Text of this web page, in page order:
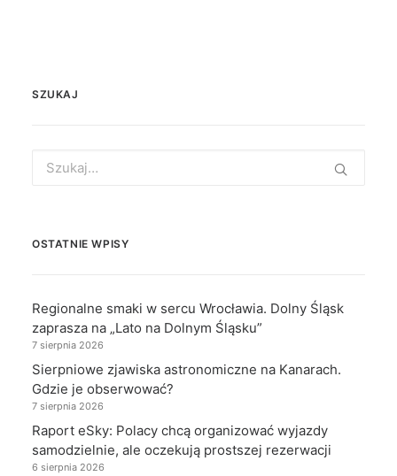
SZUKAJ
for:
OSTATNIE WPISY
Regionalne smaki w sercu Wrocławia. Dolny Śląsk
zaprasza na „Lato na Dolnym Śląsku”
7 sierpnia 2026
Sierpniowe zjawiska astronomiczne na Kanarach.
Gdzie je obserwować?
7 sierpnia 2026
Raport eSky: Polacy chcą organizować wyjazdy
samodzielnie, ale oczekują prostszej rezerwacji
6 sierpnia 2026